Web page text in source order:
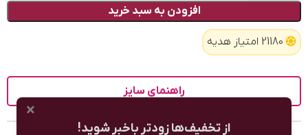
افزودن به سبد خرید
21180 امتیاز هدیه
راهنمای سایز
×
از تخفیف‌ها زودتر باخبر شوید!